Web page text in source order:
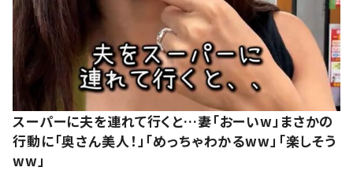
スーパーに夫を連れて行くと…妻「おーいw」まさかの
行動に「奥さん美人！」「めっちゃわかるww」「楽しそう
ww」